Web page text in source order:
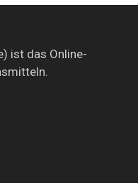
ist
ist das Online-